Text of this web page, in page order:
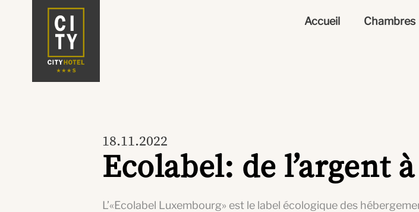
Accueil Chambres
18.11.2022
Ecolabel: de l’argent à
L’«Ecolabel Luxembourg» est le label écologique des